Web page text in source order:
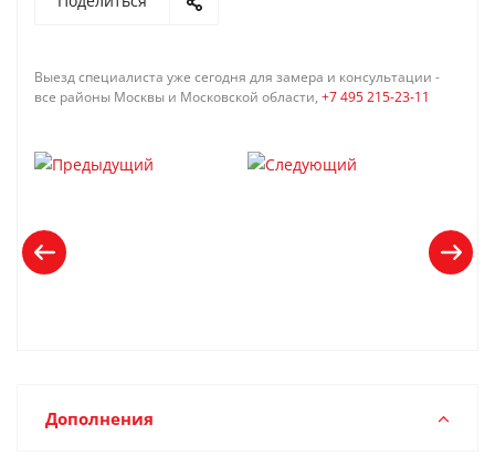
Выезд специалиста уже сегодня для замера и консультации -
все районы Москвы и Московской области, +7 495 215-23-11
Дополнения